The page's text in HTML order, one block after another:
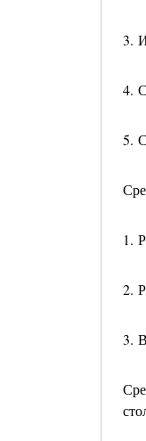
3.
4.
5.
1.
2.
3.